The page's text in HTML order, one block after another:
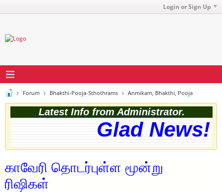
Login or Sign Up
Forum Bhakthi-Pooja-Sthothrams Anmikam, Bhakthi, Pooja
Latest Info from Administrator.
Glad News!
காவேரி தொடர்புள்ள மூன்று
ரிஷிகள்